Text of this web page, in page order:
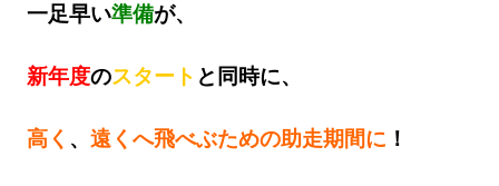
一足早い準備が、
新年度のスタート と同時に、
高く 、 遠くへ飛べぶための助走期間に ！